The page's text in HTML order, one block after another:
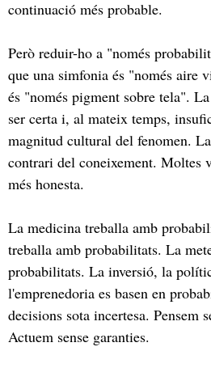
continuació més probable.
Però reduir-ho a "només
que una simfonia és "només aire
és "només pigment sobre tela".
ser certa i, al mateix temps,
magnitud cultural del fenomen.
contrari del coneixement. Moltes
més honesta.
La medicina treballa amb
treballa amb probabilitats. La
probabilitats. La inversió, la
l'emprenedoria es basen en
decisions sota incertesa. Pensem
Actuem sense garanties.